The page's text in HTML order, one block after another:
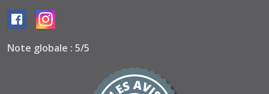
Note globale : 5/5